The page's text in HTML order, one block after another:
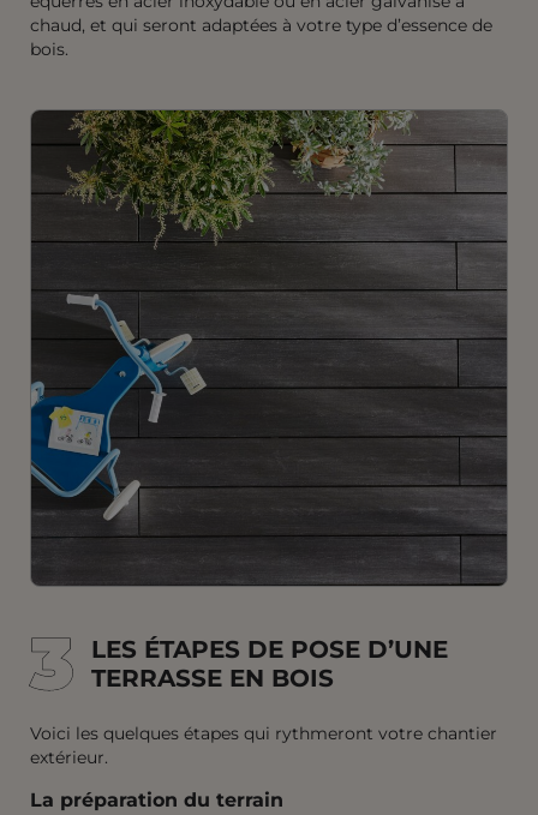
chaud, et qui seront adaptées à votre type d’essence de
bois.
3
3
LES ÉTAPES DE POSE D’UNE
TERRASSE EN BOIS
Voici les quelques étapes qui rythmeront votre chantier
extérieur.
La préparation du terrain